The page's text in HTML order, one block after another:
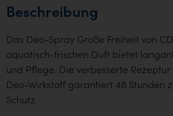
Beschreibung
Das Deo-Spray Große Freiheit von
aquatisch-frischen Duft bietet
und Pflege. Die verbesserte
Deo-Wirkstoff garantiert 48 Stunden
Schutz.